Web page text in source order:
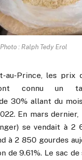
Photo : Ralph Tedy Erol
au-Prince, les prix
connu un
30% allant du
En mars dernier,
se vendait à 2
à 2 850 gourdes
de 9.61%. Le sac